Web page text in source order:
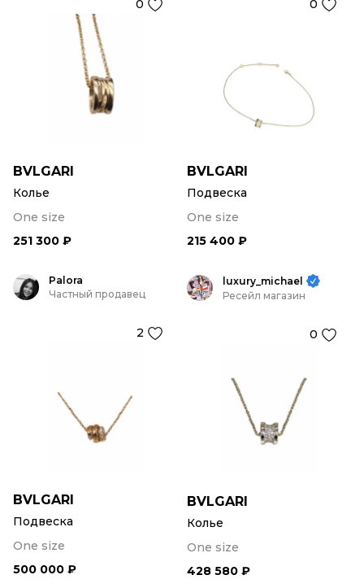
0
BVLGARI
Колье
One size
251 300 ₽
0
BVLGARI
Подвеска
One size
215 400 ₽
Palora
Частный продавец
2
BVLGARI
Подвеска
One size
500 000 ₽
luxury_michael
Ресейл магазин
0
BVLGARI
Колье
One size
428 580 ₽